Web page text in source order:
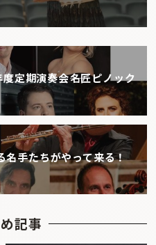
定期演奏会――名匠ピノック
名手たちがやって来る！
記事